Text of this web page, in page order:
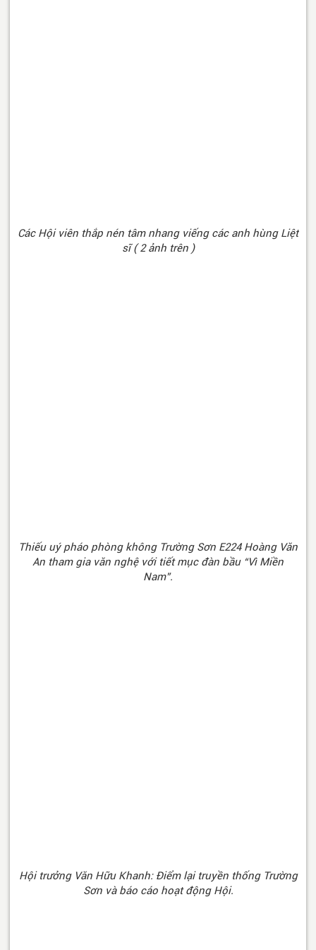
Các Hội viên thắp nén tâm nhang viếng các anh hùng Liệt
sĩ ( 2 ảnh trên )
Thiếu uý pháo phòng không Trường Sơn E224 Hoàng Văn
An tham gia văn nghệ với tiết mục đàn bầu “Vì Miền
Nam”.
Hội trưởng Văn Hữu Khanh: Điểm lại truyền thống Trường
Sơn và báo cáo hoạt động Hội.